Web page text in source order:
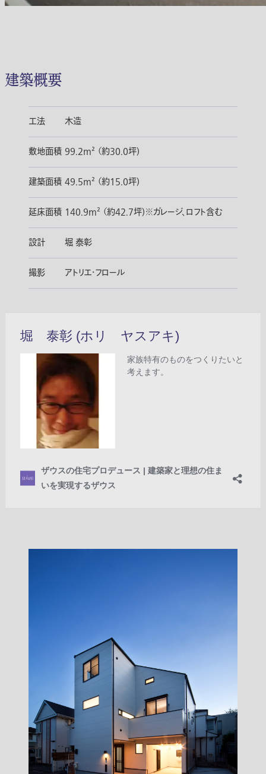
建築概要
工法 木造
敷地面積 99.2m² （約30.0坪)
建築面積 49.5m² （約15.0坪)
延床面積 140.9m² （約42.7坪)※ガレージ、ロフト含む
設計 堀 泰彰
撮影 アトリエ・フロール